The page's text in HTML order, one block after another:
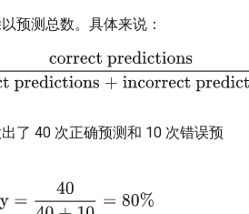
预测总数。具体来说：
correct predictions + incorrect
了 40 次正确预测和 10 次错误预
40 + 10